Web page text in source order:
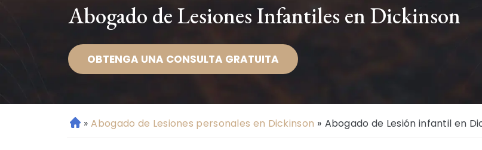
Abogado de Lesiones Infantiles en Dickinson
OBTENGA UNA CONSULTA GRATUITA
Ini » Abogado de Lesiones personales en Dickinson » Abogado de Lesión infantil en